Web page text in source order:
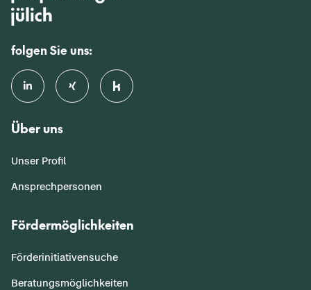
folgen Sie uns:
Über uns
Unser Profil
Ansprechpersonen
Fördermöglichkeiten
Förderinitiativensuche
Beratungsmöglichkeiten